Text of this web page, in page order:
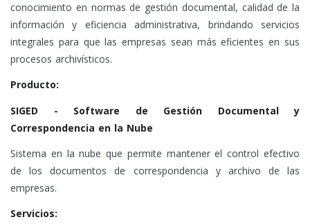
conocimiento en normas de gestión documental, calidad de la
información y eficiencia administrativa, brindando servicios
integrales para que las empresas sean más eficientes en sus
procesos archivísticos.
Producto:
SIGED - Software de Gestión Documental y
Correspondencia en la Nube
Sistema en la nube que permite mantener el control efectivo
de los documentos de correspondencia y archivo de las
empresas.
Servicios: